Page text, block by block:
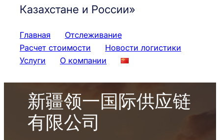
Казахстане и России»
Главная
Отслеживание
Расчет стоимости
Новости логистики
Услуги
О компании
新疆领一国际供应链
有限公司